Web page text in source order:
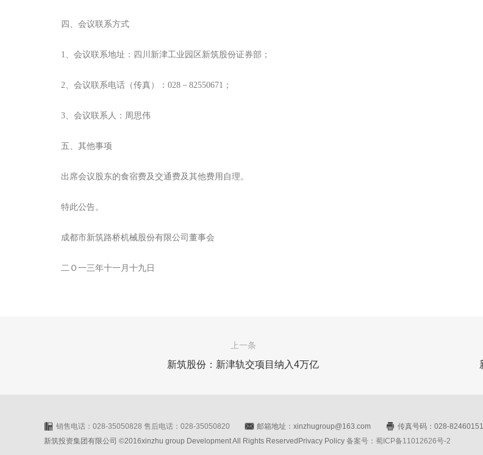
四、会议联系方式
1、会议联系地址：四川新津工业园区新筑股份证券部；
2、会议联系电话（传真）：028－82550671；
3、会议联系人：周思伟
五、其他事项
出席会议股东的食宿费及交通费及其他费用自理。
特此公告。
成都市新筑路桥机械股份有限公司董事会
二Ｏ一三年十一月十九日
上一条
新筑股份：新津轨交项目纳入4万亿
销售电话：028-35050828 售后电话：028-35050820 邮箱地址：xinzhugroup@163.com
传真号码：028-82460151
新筑投资集团有限公司 ©2016xinzhu group Development All Rights ReservedPrivacy Policy 备案号：蜀ICP备11012626号-2